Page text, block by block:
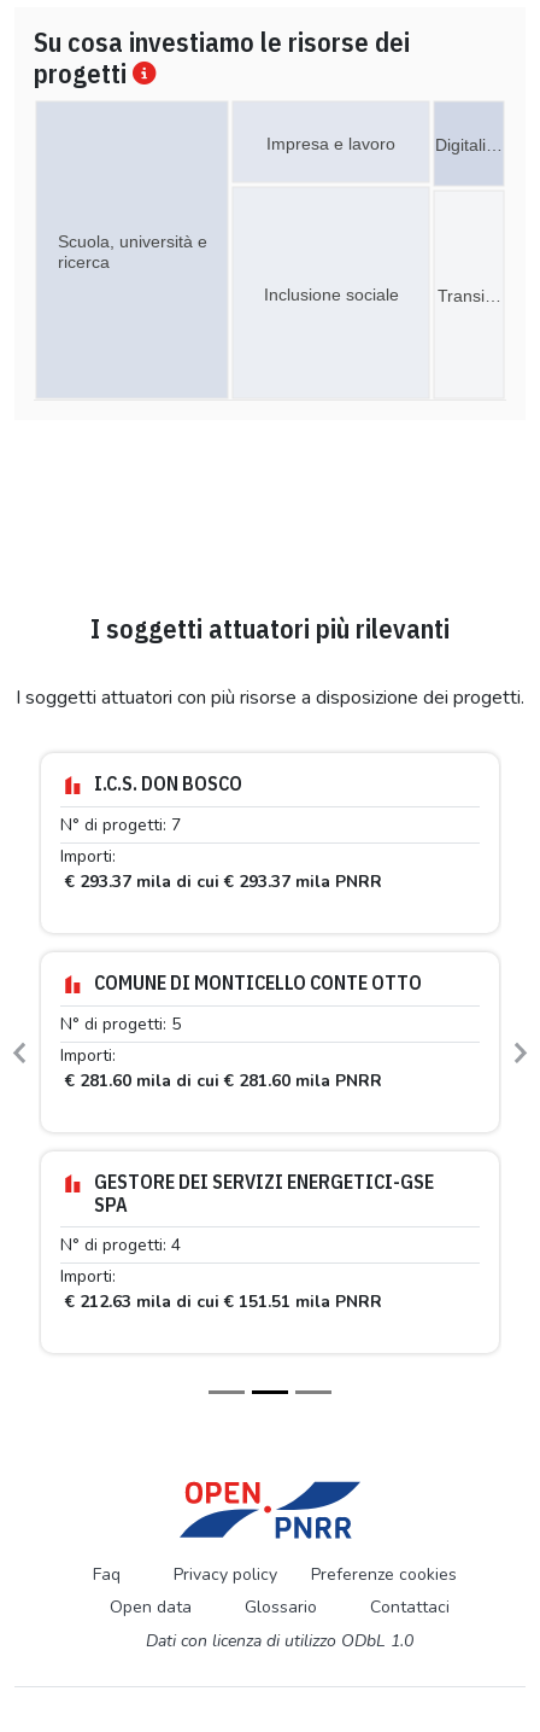
Su cosa investiamo le risorse dei
progetti
Digitali…
Scuola, università e
ricerca
Impresa e lavoro
Inclusione sociale Transi…
I soggetti attuatori più rilevanti
I soggetti attuatori con più risorse a disposizione dei progetti.
I.C.S. DON BOSCO
N° di progetti: 7
Importi:
€ 293.37 mila di cui € 293.37 mila PNRR
COMUNE DI MONTICELLO CONTE OTTO
N° di progetti: 5
Importi:
€ 281.60 mila di cui € 281.60 mila PNRR
GESTORE DEI SERVIZI ENERGETICI-GSE
SPA
N° di progetti: 4
Importi:
€ 212.63 mila di cui € 151.51 mila PNRR
Previous
Faq Privacy policy
Preferenze cookies
Open data
Glossario
Contattaci
Dati con licenza di utilizzo ODbL 1.0